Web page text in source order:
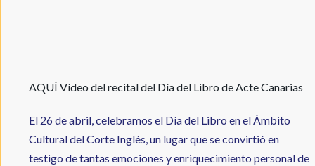
AQUÍ Vídeo del recital del Día del Libro de Acte Canarias
El 26 de abril, celebramos el Día del Libro en el Ámbito
Cultural del Corte Inglés, un lugar que se convirtió en
testigo de tantas emociones y enriquecimiento personal de